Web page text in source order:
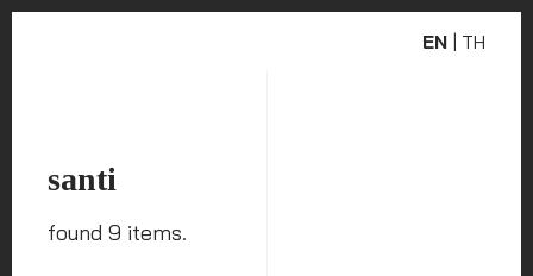
EN TH
santi
found 9 items.